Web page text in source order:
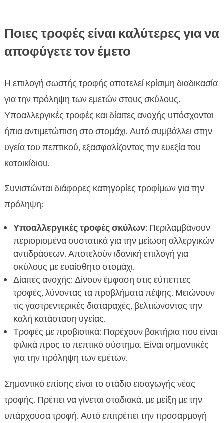
Ποιες τροφές είναι καλύτερες για να
αποφύγετε τον έμετο
Η επιλογή σωστής τροφής αποτελεί κρίσιμη διαδικασία
για την πρόληψη των εμετών στους σκύλους.
Υποαλλεργικές τροφές και δίαιτες ανοχής υπόσχονται
ήπια αντιμετώπιση στο στομάχι. Αυτό συμβάλλει στην
υγεία του πεπτικού, εξασφαλίζοντας την ευεξία του
κατοικίδιου.
Συνιστώνται διάφορες κατηγορίες τροφίμων για την
πρόληψη:
Υποαλλεργικές τροφές σκύλων: Περιλαμβάνουν
περιορισμένα συστατικά για την μείωση αλλεργικών
αντιδράσεων. Αποτελούν ιδανική επιλογή για
σκύλους με ευαίσθητο στομάχι.
Δίαιτες ανοχής: Δίνουν έμφαση στις εύπεπτες
τροφές, λύνοντας τα προβλήματα πέψης. Μειώνουν
τις γαστρεντερικές διαταραχές, βελτιώνοντας την
καλή κατάσταση υγείας.
Τροφές με προβιοτικά: Παρέχουν βακτήρια που είναι
φιλικά προς το πεπτικό σύστημα. Είναι σημαντικές
για την πρόληψη των εμέτων.
Σημαντικό επίσης είναι το στάδιο εισαγωγής νέας
τροφής. Πρέπει να γίνεται σταδιακά, με μείξη με την
υπάρχουσα τροφή. Αυτό επιτρέπει την προσαρμογή